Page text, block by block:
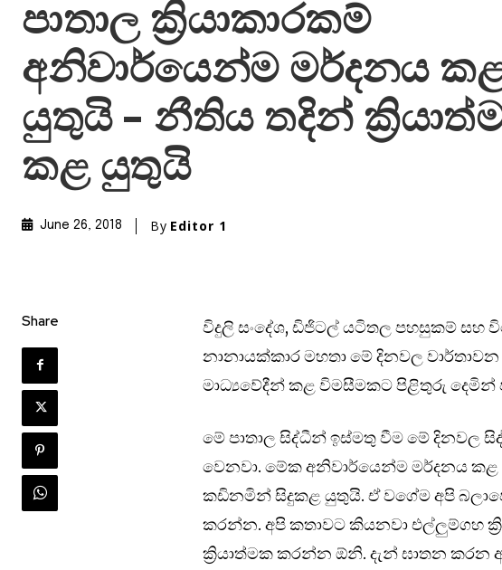
පාතාල ක්‍රියාකාරකම්
අනිවාර්යෙන්ම මර්දනය
යුතුයි – නීතිය තදින්
කළ යුතුයි
June 26, 2018 By Editor 1
Share
විදුලි සංදේශ, ඩිජිටල් යටිතල පහසුකම් සහ
නානායක්කාර මහතා මේ දිනවල
මාධ්‍යවේදීන් කළ විමසීමකට පිළිතුරු දෙමින්
මේ පාතාල සිද්ධීන් ඉස්මතු වීම මේ දිනවල
වෙනවා. මේක අනිවාර්යෙන්ම මර්දනය කළ
කඩිනමින් සිදුකළ යුතුයි. ඒ වගේම අපි
කරන්න. අපි කතාවට කියනවා එල්ලුම්ගහ
ක්‍රියාත්මක කරන්න ඕනි. දැන් ඝාතන කරන